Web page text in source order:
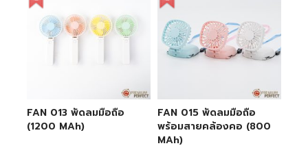
FAN 013 พัดลมมือถือ
(1200 MAh)
FAN 015 พัดลมมือถือ
พร้อมสายคล้องคอ (800
MAh)